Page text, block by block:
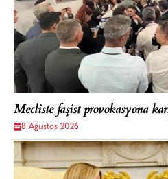
Mecliste faşist provokasyona
8 Ağustos 2026